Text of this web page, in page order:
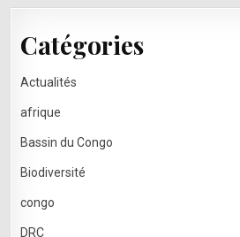
Catégories
Actualités
afrique
Bassin du Congo
Biodiversité
congo
DRC